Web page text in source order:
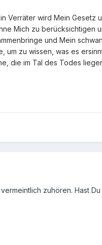
Verräter wird Mein
Mich zu berücksichtigen
und Mein
zu wissen, was es
die im Tal des Todes
zuhören. Hast